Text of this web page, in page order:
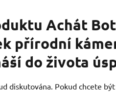
Achát
přírodní
do života
diskutována. Pokud chcete